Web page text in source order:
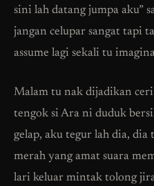
sini lah datang jumpa aku”
jangan celupar sangat tapi
assume lagi sekali tu
Malam tu nak dijadikan
tengok si Ara ni duduk
gelap, aku tegur lah dia, dia
merah yang amat suara
lari keluar mintak tolong